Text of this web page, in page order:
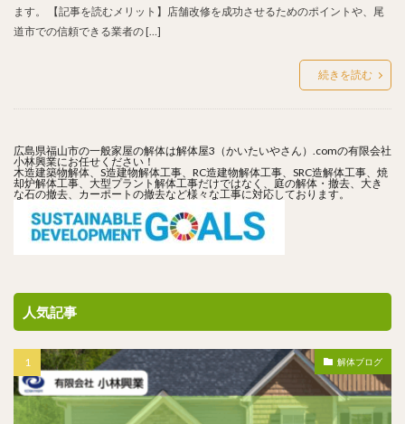
ます。 【記事を読むメリット】店舗改修を成功させるためのポイントや、尾
道市での信頼できる業者の […]
続きを読む
広島県福山市の一般家屋の解体は解体屋3（かいたいやさん）.comの有限会社
小林興業にお任せください！
木造建築物解体、S造建物解体工事、RC造建物解体工事、SRC造解体工事、焼
却炉解体工事、大型プラント解体工事だけではなく、庭の解体・撤去、大き
な石の撤去、カーポートの撤去など様々な工事に対応しております。
人気記事
解体ブログ